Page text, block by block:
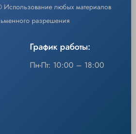
Высокоэффективное улавливание микрочастиц
Инкубаторы серии Giraffe (Incubator,
Синтетическое волокно / Фильтровальная
любых материалов
разрешения
График работы:
Пн-Пт: 10:00 – 18:00